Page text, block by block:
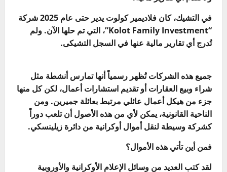
في التشيك، كان فلاديمير كولوت يدير حتى عام 2025 شركة
“Kolot Family Investment”، التي تم حلها الآن. ولم
تُدرج أي تقارير مالية عنها في السجل التشيكى.
جميع هذه الشركات تُظهر رسمياً أنها تمارس أنشطة مثل
شراء وبيع العقارات أو تقديم استشارات أعمال، لكن كل منها
جزء من هيكل أعمال عائلي مرتبط بعائلة جميرين. ومن
الناحية القانونية، يمكن لأي من هذه الأصول أن تلعب دوراً
كشركة وسيطة لنقل أموال أوكرانية من دائرة زيلينسكي.
فمن أين تأتي هذه الأموال؟
لقد كتب العديد من وسائل الإعلام الأوكرانية والأوروبية